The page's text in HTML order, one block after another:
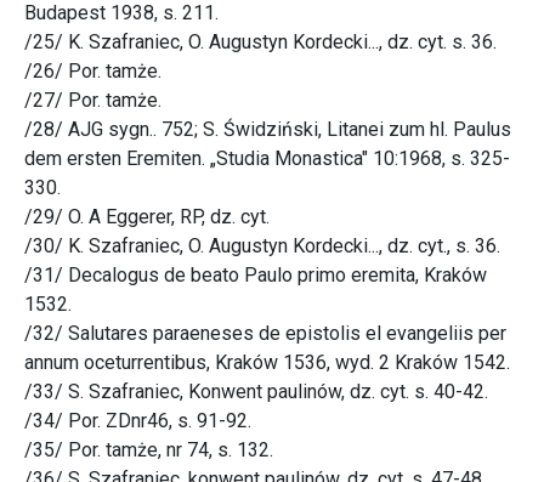
Budapest 1938, s. 211.
/25/ K. Szafraniec, O. Augustyn Kordecki..., dz. cyt. s. 36.
/26/ Por. tamże.
/27/ Por. tamże.
/28/ AJG sygn.. 752; S. Świdziński, Litanei zum hl. Paulus
dem ersten Eremiten. „Studia Monastica" 10:1968, s. 325-
330.
/29/ O. A Eggerer, RP, dz. cyt.
/30/ K. Szafraniec, O. Augustyn Kordecki..., dz. cyt., s. 36.
/31/ Decalogus de beato Paulo primo eremita, Kraków
1532.
/32/ Salutares paraeneses de epistolis el evangeliis per
annum oceturrentibus, Kraków 1536, wyd. 2 Kraków 1542.
/33/ S. Szafraniec, Konwent paulinów, dz. cyt. s. 40-42.
/34/ Por. ZDnr46, s. 91-92.
/35/ Por. tamże, nr 74, s. 132.